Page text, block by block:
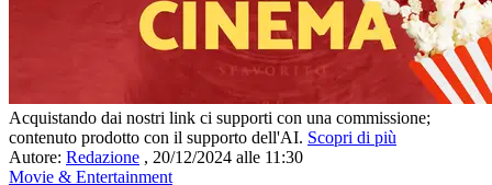
Acquistando dai nostri link ci supporti con una commissione;
contenuto prodotto con il supporto dell'AI. Scopri di più
Autore: Redazione , 20/12/2024 alle 11:30
Movie & Entertainment